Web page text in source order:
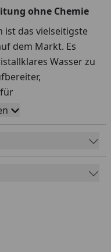
ohne Chemie
ist das vielseitigste
dem Markt. Es
Wasser zu
(Vorbeugung
für
in Süß-und
natürlich und sehr
ist ein
und